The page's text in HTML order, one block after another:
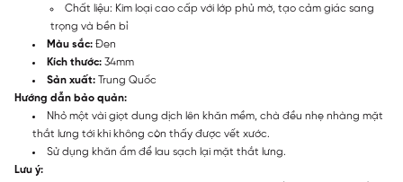
Chất liệu: Kim loại cao cấp với lớp phủ mờ, tạo cảm giác sang
trọng và bền bỉ
Màu sắc: Đen
Kích thước: 34mm
Sản xuất: Trung Quốc
Hướng dẫn bảo quản:
Nhỏ một vài giọt dung dịch lên khăn mềm, chà đều nhẹ nhàng mặt
thắt lưng tới khi không còn thấy được vết xước.
Sử dụng khăn ẩm để lau sạch lại mặt thắt lưng.
Lưu ý: